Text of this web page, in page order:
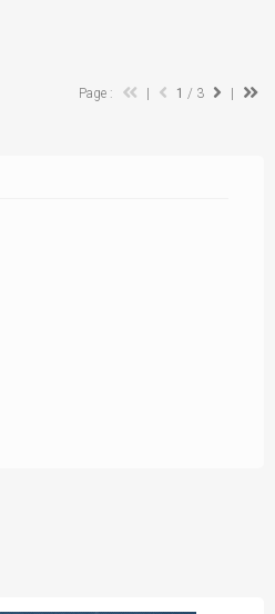
Page : 1 / 3